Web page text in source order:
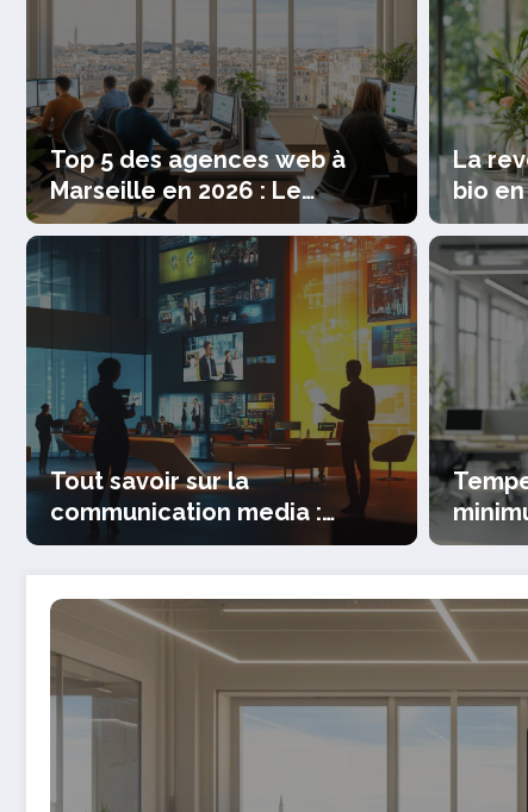
Top 5 des agences web à
Marseille en 2026 : Le
comparatif ultime pour
booster votre business
Tout savoir sur la
communication media :
avantages comme
inconvenients pour
promouvoir votre club
La
bio
en
Du projet a
sans diplome en
Lire la suite